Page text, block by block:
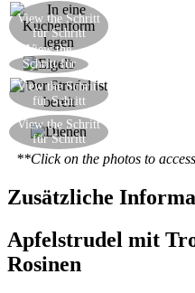
View the Schritt
für Schritt
View the
Schritt für
Schritt
View the Schritt
für Schritt
View the Schritt
für Schritt
**Click on the photos to
Zusätzliche
Apfelstrudel mit
Rosinen